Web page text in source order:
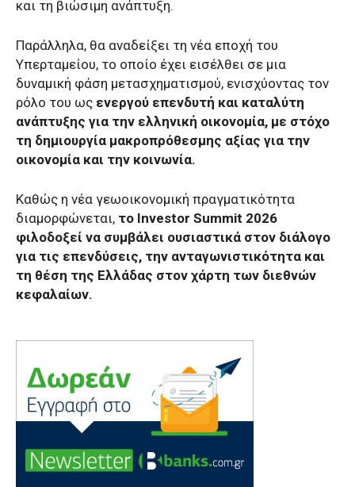
και τη βιώσιμη ανάπτυξη.
Παράλληλα, θα αναδείξει τη νέα εποχή του
Υπερταμείου, το οποίο έχει εισέλθει σε μια
δυναμική φάση μετασχηματισμού, ενισχύοντας τον
ρόλο του ως ενεργού επενδυτή και καταλύτη
ανάπτυξης για την ελληνική οικονομία, με στόχο
τη δημιουργία μακροπρόθεσμης αξίας για την
οικονομία και την κοινωνία.
Καθώς η νέα γεωοικονομική πραγματικότητα
διαμορφώνεται, το Investor Summit 2026
φιλοδοξεί να συμβάλει ουσιαστικά στον διάλογο
για τις επενδύσεις, την ανταγωνιστικότητα και
τη θέση της Ελλάδας στον χάρτη των διεθνών
κεφαλαίων.